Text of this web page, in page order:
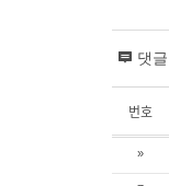
댓글
번호
»